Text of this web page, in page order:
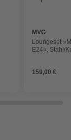
MVG
Loungeset
E24«, Stahl/
159,00 €